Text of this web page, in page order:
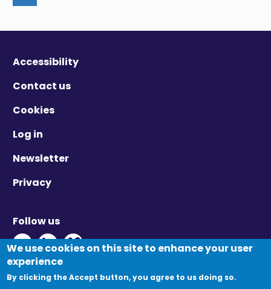
Accessibility
Contact us
Cookies
Log in
Newsletter
Privacy
Follow us
Twitter - Opens in new window
Linkedin - Opens in new window
Vimeo - Opens in new window
We use cookies on this site to enhance your user
experience
By clicking the Accept button, you agree to us doing so.